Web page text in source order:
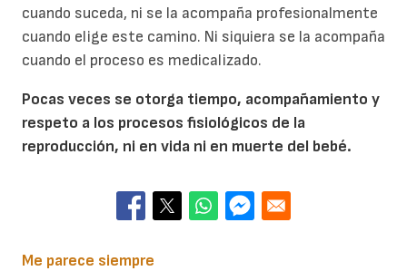
cuando suceda, ni se la acompaña profesionalmente
cuando elige este camino. Ni siquiera se la acompaña
cuando el proceso es medicalizado.
Pocas veces se otorga tiempo, acompañamiento y
respeto a los procesos fisiológicos de la
reproducción, ni en vida ni en muerte del bebé.
Me parece siempre